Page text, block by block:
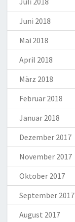
Juni 2018
Mai 2018
April 2018
März 2018
Februar 2018
Januar 2018
Dezember 2017
November 2017
Oktober 2017
September 2017
August 2017